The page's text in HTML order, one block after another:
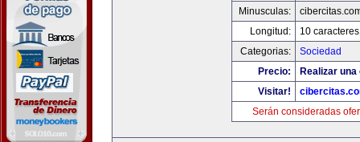
Minusculas:
Longitud:
10 caracteres
Categorias:
Sociedad
Precio:
Realizar
Visitar!
Serán consideradas